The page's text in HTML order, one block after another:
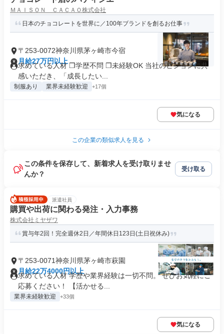
ＭＡＩＳＯＮ ＣＡＣＡＯ株式会社
日本のチョコレートを世界に／100年ブランドを創るお仕事
〒253-0072神奈川県茅ヶ崎市今宿
月給27万円以上
求めている人材 ❒学歴不問 ❒未経験OK 当社のビジョンに共
感いただき、「成長したい...
制服あり 業界未経験歓迎 +17個
気になる
この企業の類似求人を見る
この条件を保存して、新着求人を受け取りませ
んか？
受け取る
派遣社員
購買や出荷に関わる発注・入力事務
株式会社ミヤザワ
賞与年2回！完全週休2日／年間休日123日(土日祝休み)
〒253-0071神奈川県茅ヶ崎市萩園
月給22万4000円以上
求めている人材 学歴や業界経験は⼀切不問。 ぜひお気軽にご
応募ください！ 【活かせる...
業界未経験歓迎 +33個
気になる